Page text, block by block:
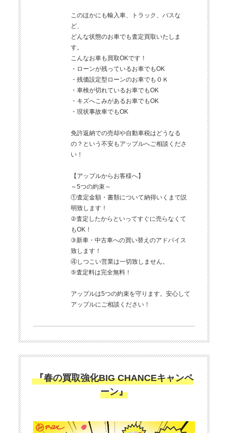
このほかにも輸入車、トラック、バスな
ど、
どんな状態のお車でも査定買取いたしま
す。
こんなお車も買取OKです！
・ローンが残っているお車でもOK
・残価設定型ローンのお車でもＯＫ
・車検が切れているお車でもOK
・キズへこみがあるお車でもOK
・現状事故車でもOK
免許返納での売却や自動車税はどうなる
の？という不安もアップルへご相談くださ
い！
【アップルからお客様へ】
～5つの約束～
①査定金額・書類について納得いくまで説
明致します！
②査定したからといってすぐに売らなくて
もOK！
③新車・中古車への買い替えのアドバイス
致します！
④しつこい営業は一切致しません。
⑤査定料は完全無料！
アップルは5つの約束を守ります。安心して
アップルにご相談ください！
『春の買取強化BIG CHANCEキャンペ
ーン』